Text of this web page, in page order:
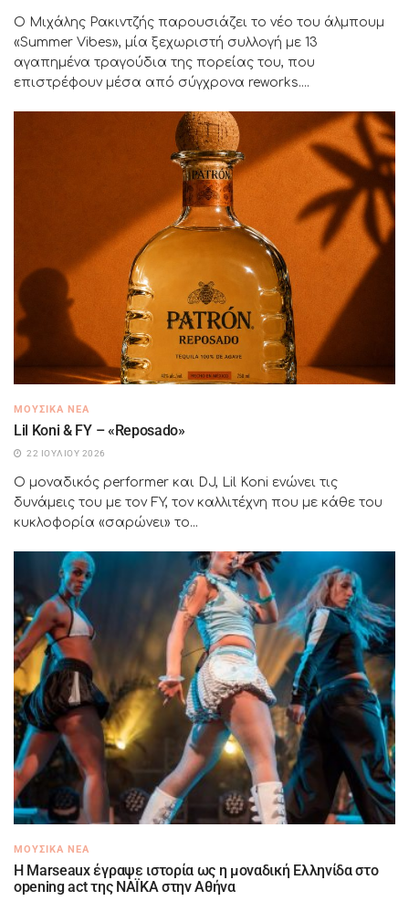
Ο Μιχάλης Ρακιντζής παρουσιάζει το νέο του άλμπουμ
«Summer Vibes», μία ξεχωριστή συλλογή με 13
αγαπημένα τραγούδια της πορείας του, που
επιστρέφουν μέσα από σύγχρονα reworks....
ΜΟΥΣΙΚΆ ΝΈΑ
Lil Koni & FY – «Reposado»
22 ΙΟΥΛΊΟΥ 2026
Ο μοναδικός performer και DJ, Lil Koni ενώνει τις
δυνάμεις του με τον FY, τον καλλιτέχνη που με κάθε του
κυκλοφορία «σαρώνει» το...
ΜΟΥΣΙΚΆ ΝΈΑ
H Marseaux έγραψε ιστορία ως η μοναδική Ελληνίδα στο
opening act της NAÏKA στην Αθήνα